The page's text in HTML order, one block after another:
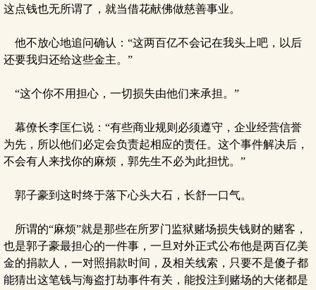
这点钱也无所谓了，就当借花献佛做慈善事业。
他不放心地追问确认：“这两百亿不会记在我头上吧，以后
还要我归还给这些金主。”
“这个你不用担心，一切损失由他们来承担。”
幕僚长李匡仁说：“有些商业规则必须遵守，企业经营信誉
为先，所以他们必定会负责起相应的责任。这个事件解决后，
不会有人来找你的麻烦，郭先生不必为此担忧。”
郭子豪到这时终于落下心头大石，长舒一口气。
所谓的“麻烦”就是那些在所罗门监狱赌场损失钱财的赌客，
也是郭子豪最担心的一件事，一旦对外正式公布他是两百亿美
金的捐款人，一对照捐款时间，及相关线索，只要不是傻子都
能猜出这笔钱与海盗打劫事件有关，能投注到赌场的大佬都是